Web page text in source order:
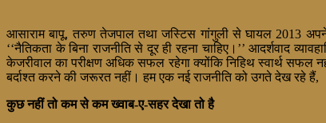
आसाराम बापू, तरुण तेजपाल तथा जस्टिस गांगुली से घायल 2013
‘‘नैतिकता के बिना राजनीति से दूर ही रहना चाहिए।’’ आदर्शवाद
केजरीवाल का परीक्षण अधिक सफल रहेगा क्योंकि निहिथ स्वार्थ
बर्दाश्त करने की जरूरत नहीं। हम एक नई राजनीति को उगते देख रहे हैं,
कुछ नहीं तो कम से कम ख्वाब-ए-सहर देखा तो है